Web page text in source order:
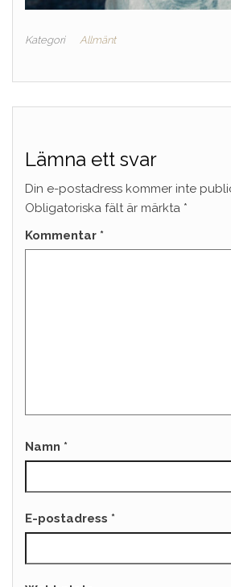
Kategori Allmänt
Lämna ett svar
Din e-postadress kommer inte
Obligatoriska fält är märkta *
Kommentar *
Namn *
E-postadress *